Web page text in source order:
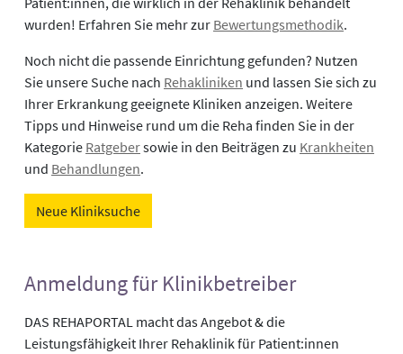
wurden! Erfahren Sie mehr zur Bewertungsmethodik.
Noch nicht die passende Einrichtung gefunden? Nutzen
Sie unsere Suche nach Rehakliniken und lassen Sie sich zu
Ihrer Erkrankung geeignete Kliniken anzeigen. Weitere
Tipps und Hinweise rund um die Reha finden Sie in der
Kategorie Ratgebersowie in den Beiträgen zu Krankheiten
und Behandlungen.
Neue Kliniksuche
Anmeldung für Klinikbetreiber
DAS REHAPORTAL macht das Angebot & die
Leistungsfähigkeit Ihrer Rehaklinik für Patient:innen